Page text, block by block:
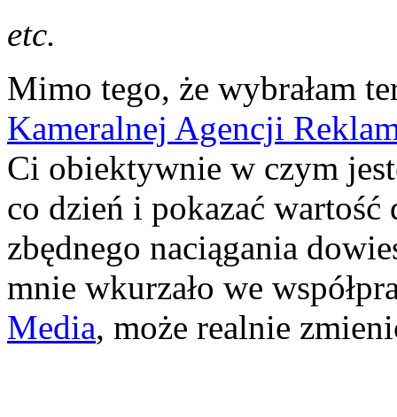
etc.
Mimo tego, że wybrałam
Kameralnej Agencji
Ci obiektywnie w czym
co dzień i pokazać wartość
zbędnego naciągania
mnie wkurzało we
Media, może realnie